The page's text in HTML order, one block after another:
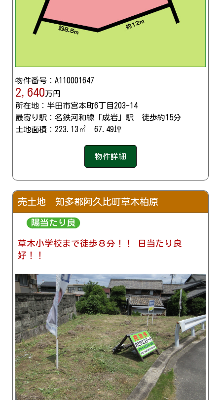
物件番号：A110001647
2,640万円
所在地：半田市宮本町6丁目203-14
最寄り駅：名鉄河和線「成岩」駅 徒歩約15分
土地面積：223.13㎡ 67.49坪
物件詳細
売土地 知多郡阿久比町草木柏原
草木小学校まで徒歩８分！！ 日当たり良
好！！